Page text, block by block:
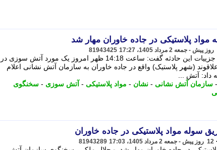
مواد پلاستیکی در جاده خاوران مهار شد
81943425
جلال ملکی درباره جزییات این حادثه گفت: ساعت 14:18 ظهر امروز یک مورد آتش سوزی در
(شهر پلاستیک) واقع در جاده خاوران به سازمان آتش نشانی اعلام
آتش ...
- سازمان آتش نشانی - نشان - مواد پلاستیکی - آتش سوزی - سخنگوی
سوله مواد پلاستیکی در جاده خاوران
12 روز پیش - جمعه 2 مرداد 1405، 17:03 81943289